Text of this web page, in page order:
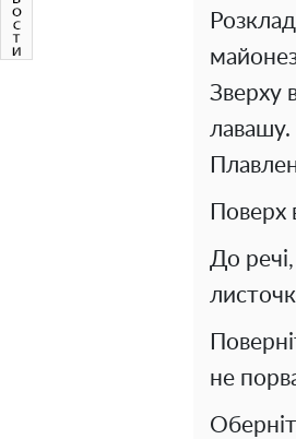
Зверху
лавашу.
Поверх
До
не